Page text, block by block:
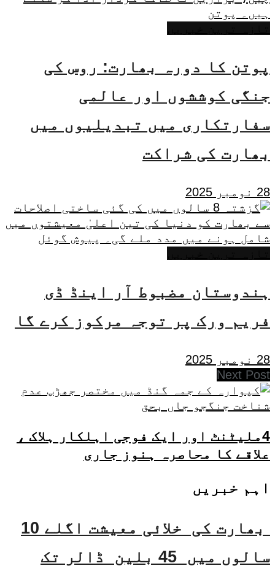
پوتن کا دورہ بھارت: روس کی
جنگی کوششوں اور عالمی
سفارتکاری میں تبدیلیوں میں
بھارت کی شراکت
28 نومبر 2025
ہندوستان مضبوط آر اینڈ ڈی
فریم ورک پر توجہ مرکوز کرے گا
28 نومبر 2025
Next Post
4ملیٹنٹ اور ایک فوجی اہلکار ہلاک ،
علاقے کا محاصرہ ہنوز جاری
اہم خبریں
بھارت کی خلائی معیشت اگلے 10
سالوں میں 45 بلین ڈالر تک